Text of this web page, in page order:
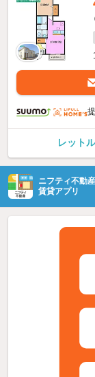
レット
ニフティ不動産
賃貸アプリ